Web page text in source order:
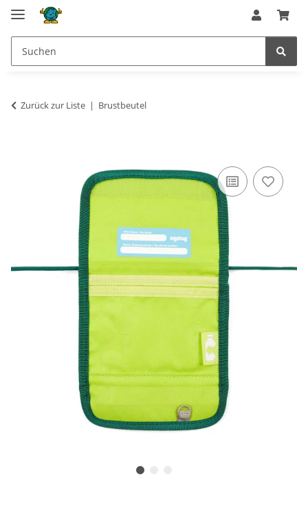
Zurück zur Liste Brustbeutel